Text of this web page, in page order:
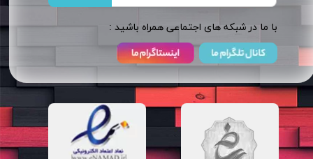
​​با ما در شبکه های اجتماعی همراه باشید :